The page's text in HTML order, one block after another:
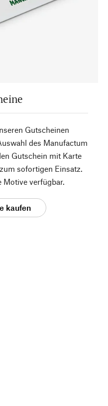
Gutscheinen
des Manufactum
Gutschein mit Karte
sofortigen Einsatz.
Motive verfügbar.
kaufen